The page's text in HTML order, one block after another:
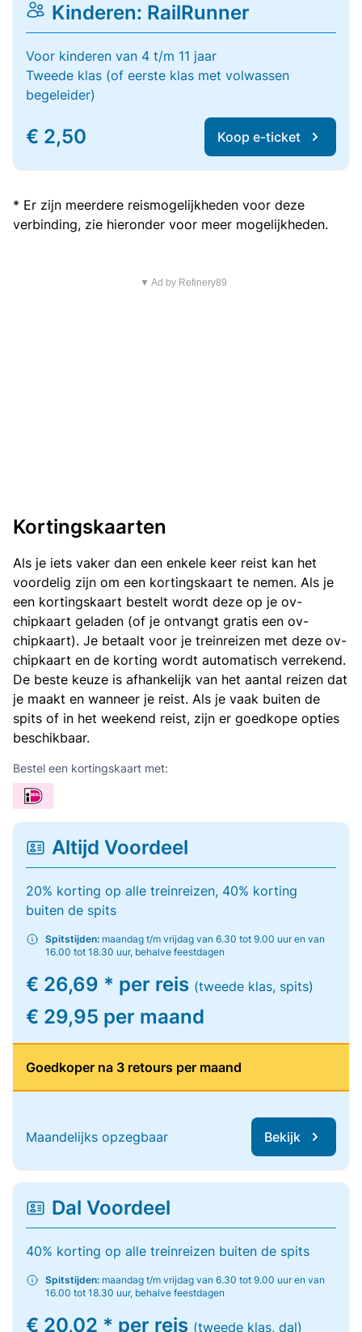
Kinderen: RailRunner
Voor kinderen van 4 t/m 11 jaar
Tweede klas (of eerste klas met volwassen
begeleider)
€ 2,50 Koop e-ticket
* Er zijn meerdere reismogelijkheden voor deze
verbinding, zie hieronder voor meer mogelijkheden.
▼ Ad by Refinery89
Kortingskaarten
Als je iets vaker dan een enkele keer reist kan het
voordelig zijn om een kortingskaart te nemen. Als je
een kortingskaart bestelt wordt deze op je ov-
chipkaart geladen (of je ontvangt gratis een ov-
chipkaart). Je betaalt voor je treinreizen met deze ov-
chipkaart en de korting wordt automatisch verrekend.
De beste keuze is afhankelijk van het aantal reizen dat
je maakt en wanneer je reist. Als je vaak buiten de
spits of in het weekend reist, zijn er goedkope opties
beschikbaar.
Bestel een kortingskaart met:
Altijd Voordeel
20% korting op alle treinreizen, 40% korting
buiten de spits
Spitstijden: maandag t/m vrijdag van 6.30 tot 9.00 uur en van
16.00 tot 18.30 uur, behalve feestdagen
€ 26,69 * per reis (tweede klas, spits)
€ 29,95 per maand
Goedkoper na 3 retours per maand
Maandelijks opzegbaar Bekijk
Dal Voordeel
40% korting op alle treinreizen buiten de spits
Spitstijden: maandag t/m vrijdag van 6.30 tot 9.00 uur en van
16.00 tot 18.30 uur, behalve feestdagen
€ 20,02 * per reis (tweede klas, dal)